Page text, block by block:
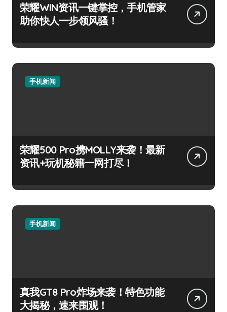
荣耀WIN资讯一键掌控，手机管家
助你快人一步领风骚！
手机新闻
荣耀500 Pro携MOLLY来袭！最新
资讯+玩机秘籍一网打尽！
手机新闻
真我GT8 Pro炸场来袭！特色功能
大揭秘，速来围观！